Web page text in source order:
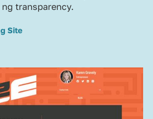
transparency.
Site